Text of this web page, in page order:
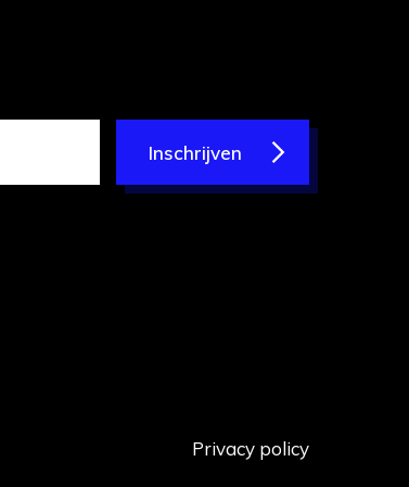
Inschrijven
Privacy policy